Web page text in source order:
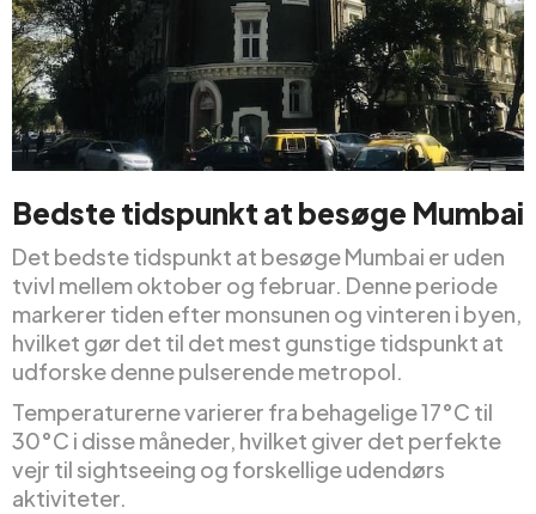
Bedste tidspunkt at besøge Mumbai
Det bedste tidspunkt at besøge Mumbai er uden
tvivl mellem oktober og februar. Denne periode
markerer tiden efter monsunen og vinteren i byen,
hvilket gør det til det mest gunstige tidspunkt at
udforske denne pulserende metropol.
Temperaturerne varierer fra behagelige 17°C til
30°C i disse måneder, hvilket giver det perfekte
vejr til sightseeing og forskellige udendørs
aktiviteter.